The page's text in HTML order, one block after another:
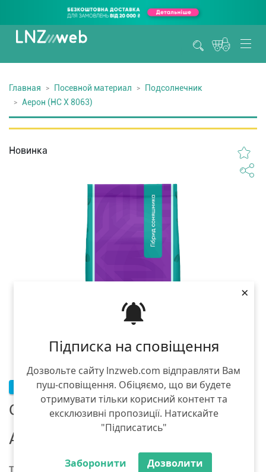
Підписка на сповіщення
Дозвольте сайту lnzweb.com відправляти Вам
пуш-сповіщення. Обіцяємо, що ви будете
отримувати тільки корисний контент та
ексклюзивні пропозиції. Натискайте
"Підписатись"
Заборонити Дозволити
×
Главная Посевной материал
Подсолнечник
Aерон (НС Х 8063)
Новинка
НОВИНКА
Семена подсолнечника
AGRO SEME Aерон (НС Х 8063)